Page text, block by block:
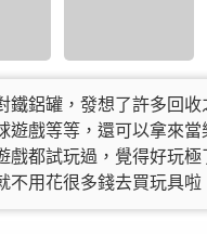
鋁罐，發想了許多回
戲等等，還可以拿來
都試玩過，覺得好玩
用花很多錢去買玩具啦